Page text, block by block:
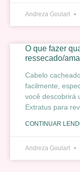
Andreza Goulart
O que fazer
ressecado/
Cabelo
facilmente,
você descobrirá
Extratus para
CONTINUAR
Andreza Goulart